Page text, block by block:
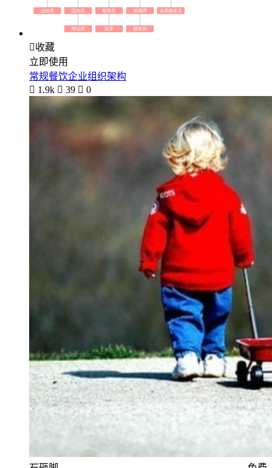
收藏
立即使用
常规餐饮企业组织架构
 1.9k  39  0